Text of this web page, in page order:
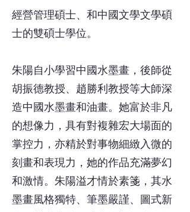
經營管理碩士、和中國文學文學碩
士的雙碩士學位。
朱陽自小學習中國水墨畫，後師從
胡振德教授、趙勝利教授等大師深
造中國水墨畫和油畫。她富於非凡
的想像力，具有對複雜宏大場面的
掌控力，亦精於對事物細緻入微的
刻畫和表現力，她的作品充滿夢幻
和激情。朱陽溢才情於素箋，其水
墨畫風格獨特、筆墨嚴謹、圖式新